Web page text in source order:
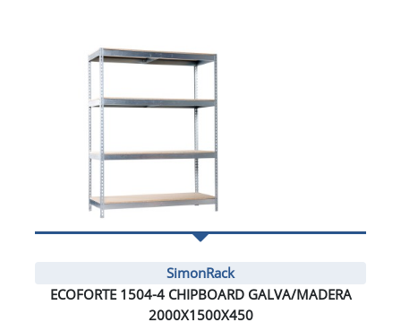
SimonRack
ECOFORTE 1504-4 CHIPBOARD GALVA/MADERA
2000X1500X450